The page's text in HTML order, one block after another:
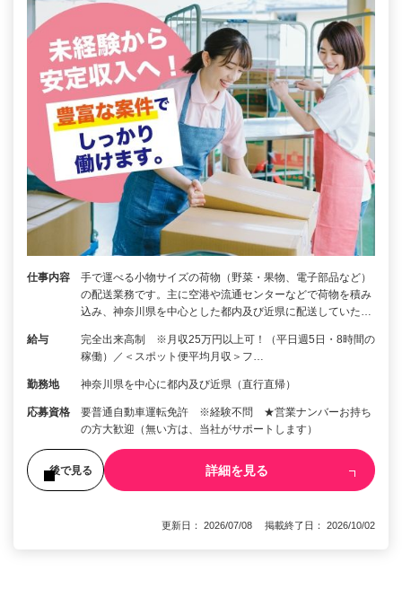
仕事内容
手で運べる小物サイズの荷物（野菜・果物、電子部品など）
の配送業務です。主に空港や流通センターなどで荷物を積み
込み、神奈川県を中心とした都内及び近県に配送していた…
給与
完全出来高制 ※月収25万円以上可！（平日週5日・8時間の
稼働）／＜スポット便平均月収＞フ…
勤務地 神奈川県を中心に都内及び近県（直行直帰）
応募資格
要普通自動車運転免許 ※経験不問 ★営業ナンバーお持ち
の方大歓迎（無い方は、当社がサポートします）
後で見る 詳細を見る
更新日： 2026/07/08 掲載終了日： 2026/10/02